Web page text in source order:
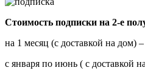
Стоимость подписки на 2-е
на 1 месяц (с доставкой на дом) –
с января по июнь ( с доставкой